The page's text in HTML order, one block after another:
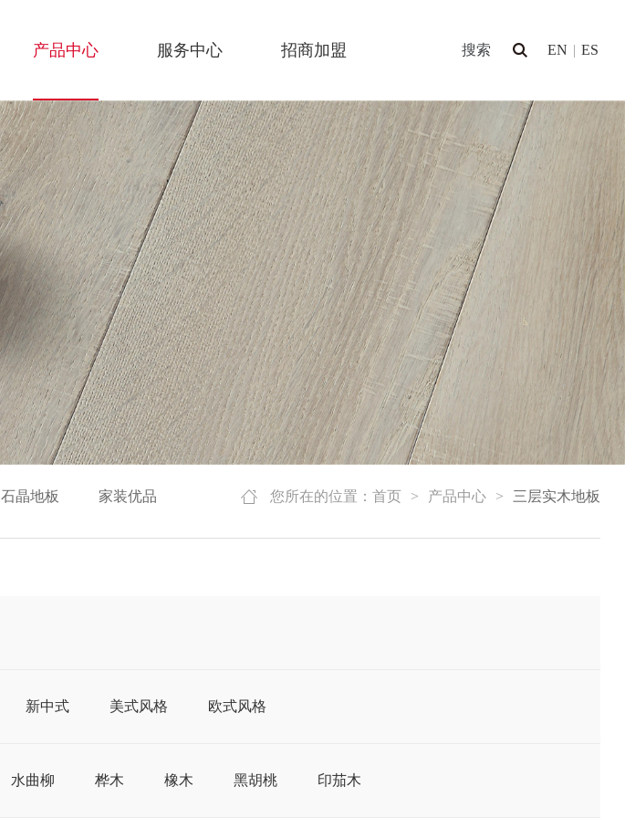
EN | ES
产品中心 服务中心 招商加盟
您所在的位置：首页 > 产品中心 > 三层实木地板
石晶地板 家装优品
新中式 美式风格 欧式风格
水曲柳 桦木 橡木 黑胡桃 印茄木